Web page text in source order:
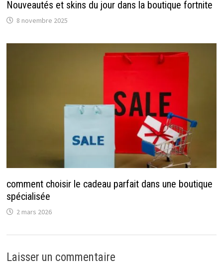
Nouveautés et skins du jour dans la boutique fortnite
8 novembre 2025
comment choisir le cadeau parfait dans une boutique
spécialisée
2 mars 2026
Laisser un commentaire